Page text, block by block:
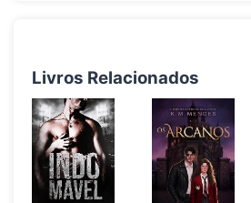
Livros Relacionados